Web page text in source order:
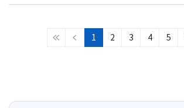
처
이
1 2 3 4 5